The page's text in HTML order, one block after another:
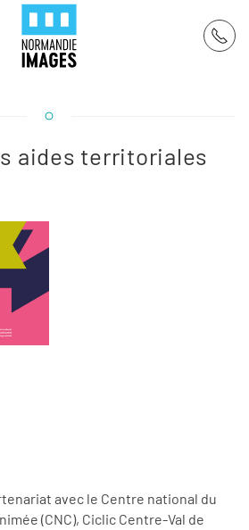
aides territoriales
avec le Centre national du
(CNC), Ciclic Centre-Val de
cookies